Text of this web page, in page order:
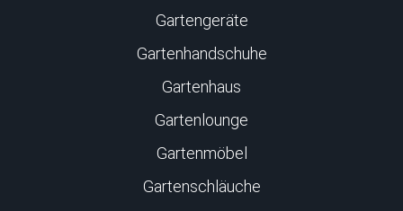
Gartengeräte
Gartenhandschuhe
Gartenhaus
Gartenlounge
Gartenmöbel
Gartenschläuche